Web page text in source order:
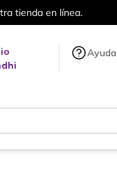
da clickaquí
Ayuda